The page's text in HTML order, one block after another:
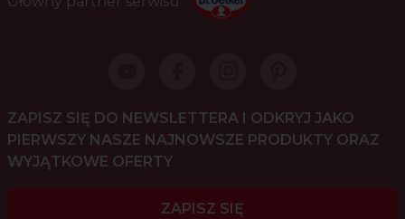
ZAPISZ SIĘ DO NEWSLETTERA I ODKRYJ JAKO
PIERWSZY NASZE NAJNOWSZE PRODUKTY ORAZ
WYJĄTKOWE OFERTY
ZAPISZ SIĘ